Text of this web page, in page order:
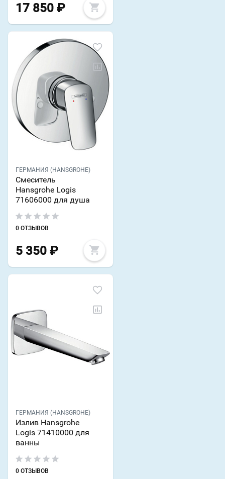
17 850 ₽
ГЕРМАНИЯ (HANSGROHE)
Смеситель
Hansgrohe Logis
71606000 для душа
0 ОТЗЫВОВ
5 350 ₽
ГЕРМАНИЯ (HANSGROHE)
Излив Hansgrohe
Logis 71410000 для
ванны
0 ОТЗЫВОВ